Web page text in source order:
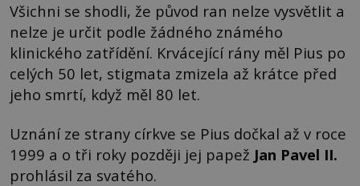
Všichni se shodli, že původ ran nelze vysvětlit a
nelze je určit podle žádného známého
klinického zatřídění. Krvácející rány měl Pius po
celých 50 let, stigmata zmizela až krátce před
jeho smrtí, když měl 80 let.
Uznání ze strany církve se Pius dočkal až v roce
1999 a o tři roky později jej papež Jan Pavel II.
prohlásil za svatého.